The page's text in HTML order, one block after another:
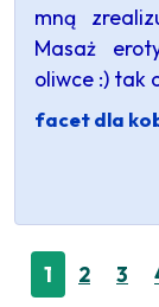
mną
Masaż
oliwce :) tak
facet dla
1 2 3